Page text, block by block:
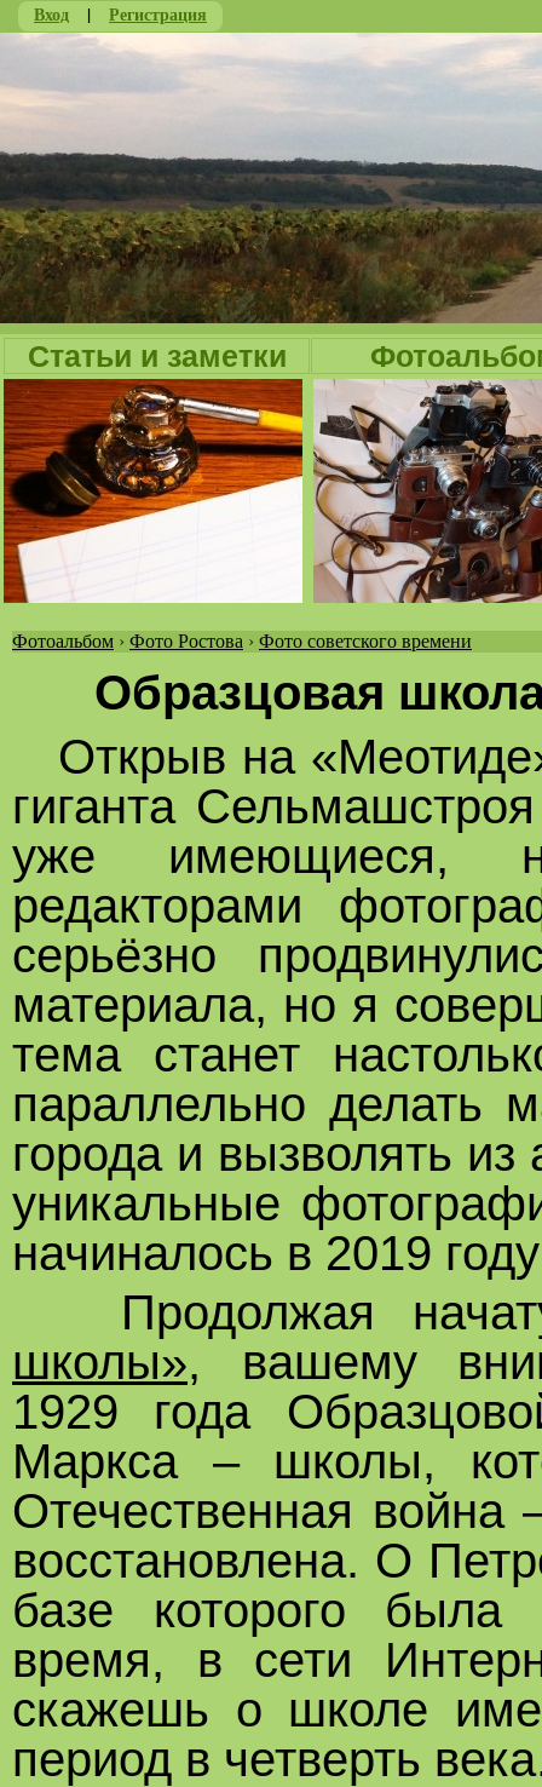
Вход | Регистрация
Статьи и заметки
Фотоальбом › Фото Ростова › Фото советского времени
Образцовая
Открыв на
гиганта
уже имеющиеся,
редакторами
серьёзно
материала, но я
тема станет
параллельно делать
города и вызволять
уникальные
начиналось в 2019
Продолжая
школы», вашему
1929 года
Маркса – школы,
Отечественная
восстановлена. О
базе которого была
время, в сети
скажешь о школе
период в четверть